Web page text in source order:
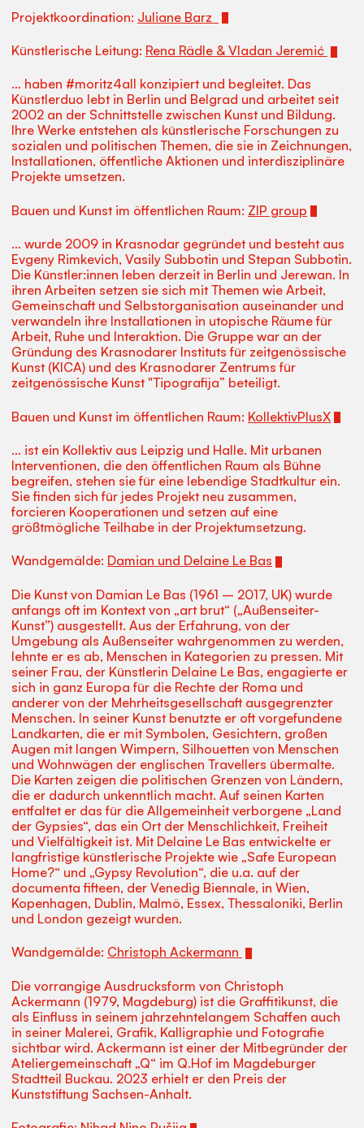
Projektkoordination: Juliane Barz
Künstlerische Leitung: Rena Rädle & Vladan Jeremić
… haben #moritz4all konzipiert und begleitet. Das
Künstlerduo lebt in Berlin und Belgrad und arbeitet seit
2002 an der Schnittstelle zwischen Kunst und Bildung.
Ihre Werke entstehen als künstlerische Forschungen zu
sozialen und politischen Themen, die sie in Zeichnungen,
Installationen, öffentliche Aktionen und interdisziplinäre
Projekte umsetzen.
Bauen und Kunst im öffentlichen Raum: ZIP group
… wurde 2009 in Krasnodar gegründet und besteht aus
Evgeny Rimkevich, Vasily Subbotin und Stepan Subbotin.
Die Künstler:innen leben derzeit in Berlin und Jerewan. In
ihren Arbeiten setzen sie sich mit Themen wie Arbeit,
Gemeinschaft und Selbstorganisation auseinander und
verwandeln ihre Installationen in utopische Räume für
Arbeit, Ruhe und Interaktion. Die Gruppe war an der
Gründung des Krasnodarer Instituts für zeitgenössische
Kunst (KICA) und des Krasnodarer Zentrums für
zeitgenössische Kunst "Tipografija” beteiligt.
Bauen und Kunst im öffentlichen Raum: KollektivPlusX
… ist ein Kollektiv aus Leipzig und Halle. Mit urbanen
Interventionen, die den öffentlichen Raum als Bühne
begreifen, stehen sie für eine lebendige Stadtkultur ein.
Sie finden sich für jedes Projekt neu zusammen,
forcieren Kooperationen und setzen auf eine
größtmögliche Teilhabe in der Projektumsetzung.
Wandgemälde: Damian und Delaine Le Bas
Die Kunst von Damian Le Bas (1961 – 2017, UK) wurde
anfangs oft im Kontext von „art brut“ („Außenseiter-
Kunst”) ausgestellt. Aus der Erfahrung, von der
Umgebung als Außenseiter wahrgenommen zu werden,
lehnte er es ab, Menschen in Kategorien zu pressen. Mit
seiner Frau, der Künstlerin Delaine Le Bas, engagierte er
sich in ganz Europa für die Rechte der Roma und
anderer von der Mehrheitsgesellschaft ausgegrenzter
Menschen. In seiner Kunst benutzte er oft vorgefundene
Landkarten, die er mit Symbolen, Gesichtern, großen
Augen mit langen Wimpern, Silhouetten von Menschen
und Wohnwägen der englischen Travellers übermalte.
Die Karten zeigen die politischen Grenzen von Ländern,
die er dadurch unkenntlich macht. Auf seinen Karten
entfaltet er das für die Allgemeinheit verborgene „Land
der Gypsies“, das ein Ort der Menschlichkeit, Freiheit
und Vielfältigkeit ist. Mit Delaine Le Bas entwickelte er
langfristige künstlerische Projekte wie „Safe European
Home?“ und „Gypsy Revolution“, die u.a. auf der
documenta fifteen, der Venedig Biennale, in Wien,
Kopenhagen, Dublin, Malmö, Essex, Thessaloniki, Berlin
und London gezeigt wurden.
Wandgemälde: Christoph Ackermann
Die vorrangige Ausdrucksform von Christoph
Ackermann (1979, Magdeburg) ist die Graffitikunst, die
als Einfluss in seinem jahrzehntelangem Schaffen auch
in seiner Malerei, Grafik, Kalligraphie und Fotografie
sichtbar wird. Ackermann ist einer der Mitbegründer der
Ateliergemeinschaft „Q“ im Q.Hof im Magdeburger
Stadtteil Buckau. 2023 erhielt er den Preis der
Kunststiftung Sachsen-Anhalt.